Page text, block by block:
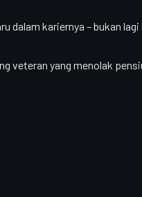
dalam kariernya – bukan
veteran yang menolak